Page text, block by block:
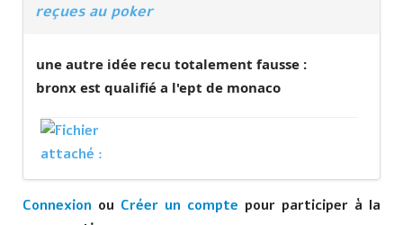
reçues au poker
une autre idée recu totalement fausse :
bronx est qualifié a l'ept de monaco
Connexion ou Créer un compte pour participer à la